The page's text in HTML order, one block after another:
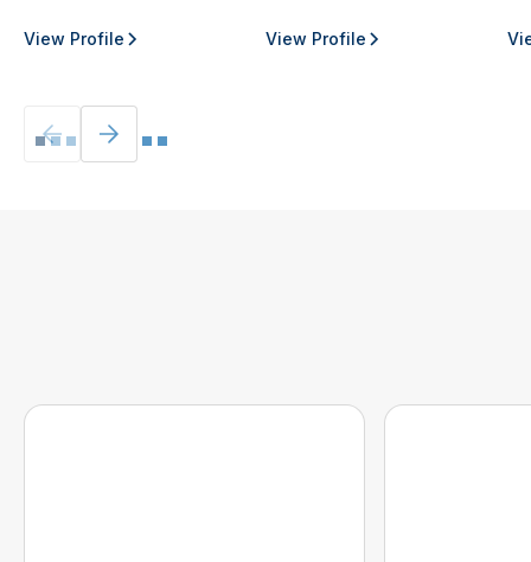
View Profile View Profile